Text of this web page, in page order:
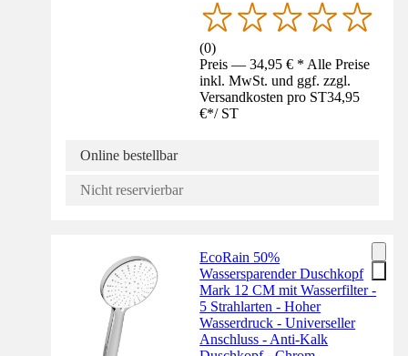
(0)
Preis — 34,95 € * Alle Preise
inkl. MwSt. und ggf. zzgl.
Versandkosten pro ST34,95
€*/ ST
Online bestellbar
Nicht reservierbar
EcoRain 50%
Wassersparender Duschkopf
Mark 12 CM mit Wasserfilter -
5 Strahlarten - Hoher
Wasserdruck - Universeller
Anschluss - Anti-Kalk